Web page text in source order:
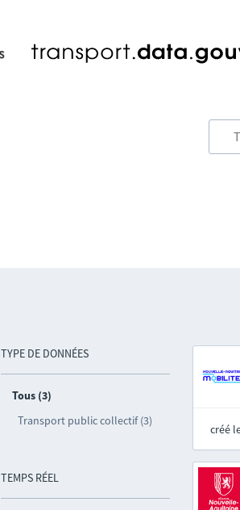
TYPE DE DONNÉES
Tous (3)
Transport public collectif (3)
TEMPS RÉEL
créé